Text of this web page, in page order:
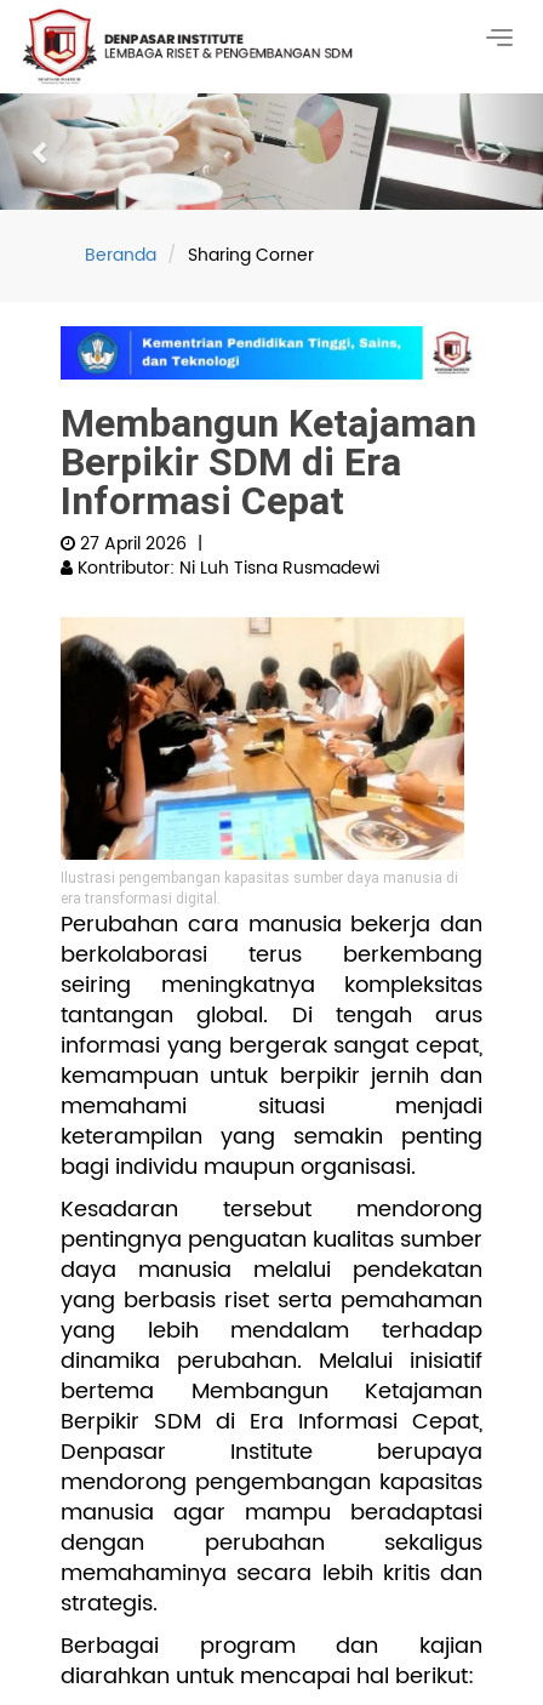
Previous
Beranda Sharing Corner
Membangun Ketajaman
Berpikir SDM di Era
Informasi Cepat
27 April 2026 |
Kontributor: Ni Luh Tisna Rusmadewi
Ilustrasi pengembangan kapasitas sumber daya manusia di
era transformasi digital.
Perubahan cara manusia bekerja dan
berkolaborasi terus berkembang
seiring meningkatnya kompleksitas
tantangan global. Di tengah arus
informasi yang bergerak sangat cepat,
kemampuan untuk berpikir jernih dan
memahami situasi menjadi
keterampilan yang semakin penting
bagi individu maupun organisasi.
Kesadaran tersebut mendorong
pentingnya penguatan kualitas sumber
daya manusia melalui pendekatan
yang berbasis riset serta pemahaman
yang lebih mendalam terhadap
dinamika perubahan. Melalui inisiatif
bertema Membangun Ketajaman
Berpikir SDM di Era Informasi Cepat,
Denpasar Institute berupaya
mendorong pengembangan kapasitas
manusia agar mampu beradaptasi
dengan perubahan sekaligus
memahaminya secara lebih kritis dan
strategis.
Berbagai program dan kajian
diarahkan untuk mencapai hal berikut: